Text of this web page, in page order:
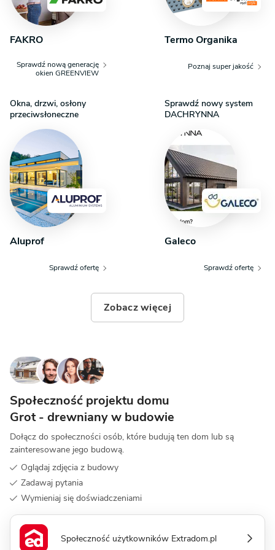
sprawdzi się w roli domowej pralni. Całość spina wygodny
korytarz.
FAKRO
Sprawdź nową generację
okien GREENVIEW
Termo Organika
Poznaj super jakość
Okna, drzwi, osłony
przeciwsłoneczne
Aluprof
Sprawdź ofertę
Sprawdź nowy system
DACHRYNNA
Galeco
Sprawdź ofertę
Zobacz więcej
Społeczność projektu domu
Grot - drewniany w budowie
Dołącz do społeczności osób, które budują ten dom lub są
zainteresowane jego budową.
Oglądaj zdjęcia z budowy
Zadawaj pytania
Wymieniaj się doświadczeniami
Społeczność użytkowników Extradom.pl